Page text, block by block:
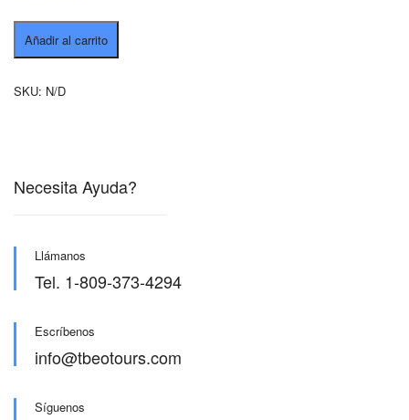
Tour
Bogotá
Turista
Añadir al carrito
SKU: N/D
Necesita Ayuda?
Llámanos
Tel. 1-809-373-4294
Escríbenos
info@tbeotours.com
Síguenos